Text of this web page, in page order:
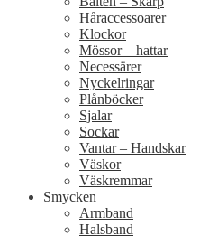
Håraccessoarer
Klockor
Mössor – hattar
Necessärer
Nyckelringar
Plånböcker
Sjalar
Sockar
Vantar – Handskar
Väskor
Väskremmar
Smycken
Armband
Halsband